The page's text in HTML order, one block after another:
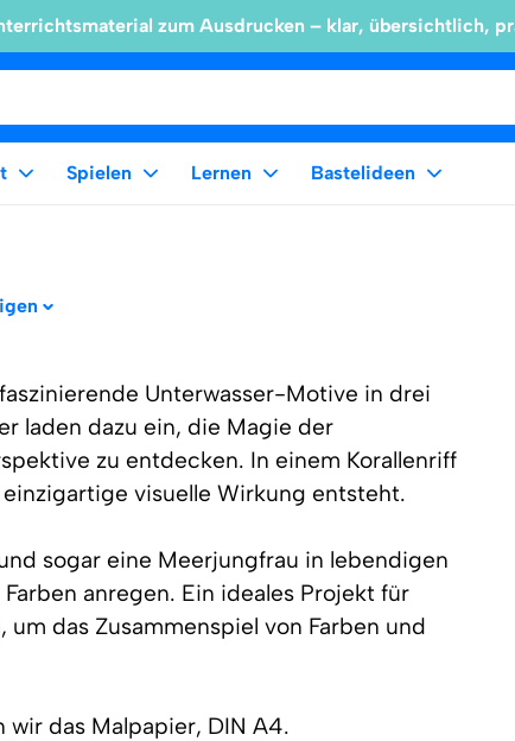
zum Ausdrucken – klar, übersichtlich,
Spielen Lernen Bastelideen
Unterwasser-Motive in drei
laden dazu ein, die Magie der
zu entdecken. In einem Korallenriff
visuelle Wirkung entsteht.
sogar eine Meerjungfrau in lebendigen
anregen. Ein ideales Projekt für
das Zusammenspiel von Farben und
wir das Malpapier, DIN A4.